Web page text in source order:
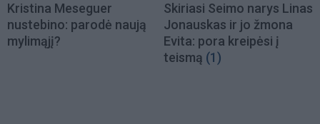
Kristina Meseguer
nustebino: parodė naują
mylimąjį?
Skiriasi Seimo narys Linas
Jonauskas ir jo žmona
Evita: pora kreipėsi į
teismą (1)